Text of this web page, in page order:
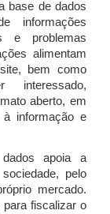
base de dados
informações
e problemas
alimentam
bem como
aberto, em
informação e
apoia a
pelo
mercado.
fiscalizar o